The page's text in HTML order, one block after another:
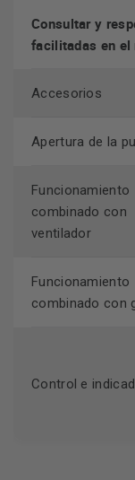
Consultar y
facilitadas en el
Accesorios
Apertura de la
Funcionamiento
combinado con
ventilador
Funcionamiento
combinado con
Control e